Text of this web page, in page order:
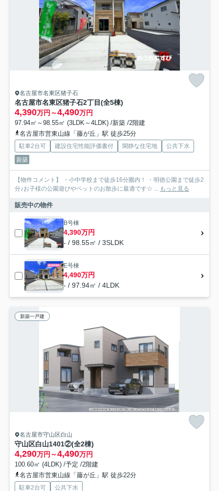
名古屋市名東区猪子石
名古屋市名東区猪子石2丁目(全5棟)
4,390万円～4,490万円
97.94㎡～98.55㎡ (3LDK～4LDK) /新築 /2階建
名古屋市営東山線「藤が丘」駅 徒歩25分
駐車2台可 建設住宅性能評価書付 閑静な住宅地
公共下水
新築
【物件コメント】 ・小中学校まで徒歩16分圏内！ ・明徳公園まで徒歩2
分♪お子様の公園遊びやペットのお散歩に最適です☆ ... もっと見る
販売中の物件
B号棟
4,390万円
- / 98.55㎡ / 3SLDK
E号棟
4,490万円
- / 97.94㎡ / 4LDK
新築一戸建
名古屋市守山区白山
守山区白山1401②(全2棟)
4,290万円～4,490万円
100.60㎡ (4LDK) /予定 /2階建
名古屋市営東山線「藤が丘」駅 徒歩22分
駐車2台可
公共下水